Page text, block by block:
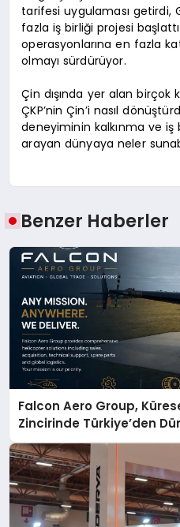
tarifesi uygulaması getirdi,
fazla iş birliği projesi
operasyonlarına en fazla
olmayı sürdürüyor.
Çin dışında yer alan birçok
ÇKP’nin Çin’i nasıl
deneyiminin kalkınma ve
arayan dünyaya neler
Benzer Haberler
Falcon Aero Group,
Zincirinde Türkiye’den